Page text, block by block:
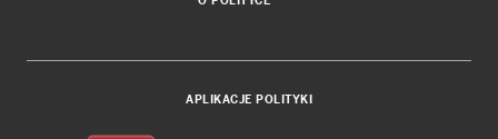
APLIKACJE POLITYKI